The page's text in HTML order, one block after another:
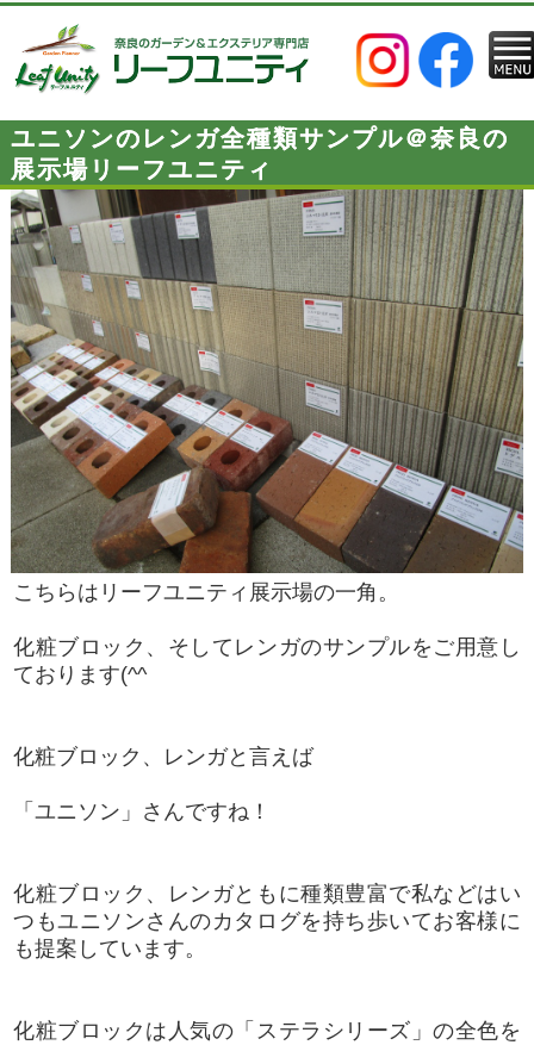
ユニソンのレンガ全種類サンプル＠奈良の
展示場リーフユニティ
こちらはリーフユニティ展示場の一角。
化粧ブロック、そしてレンガのサンプルをご用意し
ております(^^
化粧ブロック、レンガと言えば
「ユニソン」さんですね！
化粧ブロック、レンガともに種類豊富で私などはい
つもユニソンさんのカタログを持ち歩いてお客様に
も提案しています。
化粧ブロックは人気の「ステラシリーズ」の全色を